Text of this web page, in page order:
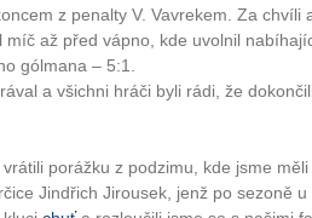
z penalty V. Vavrekem. Za chvíli
míč až před vápno, kde uvolnil
gólmana – 5:1.
a všichni hráči byli rádi, že
vrátili porážku z podzimu, kde jsme
Jindřich Jirousek, jenž po sezoně